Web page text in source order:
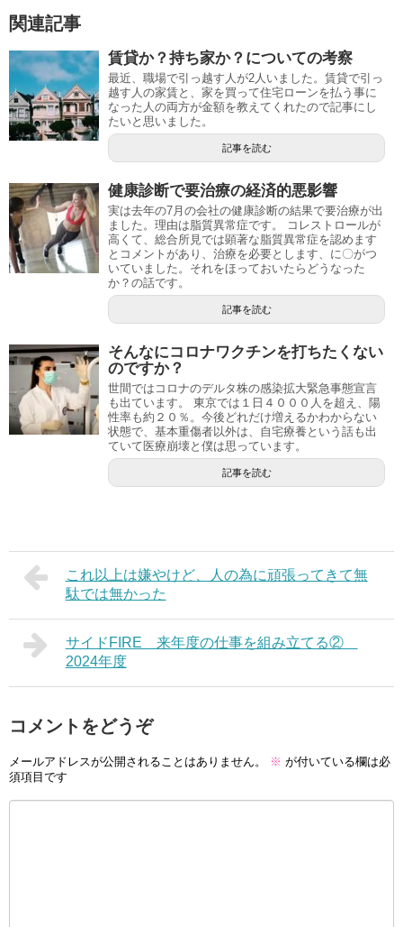
関連記事
賃貸か？持ち家か？についての考察
最近、職場で引っ越す人が2人いました。賃貸で引っ
越す人の家賃と、家を買って住宅ローンを払う事に
なった人の両方が金額を教えてくれたので記事にし
たいと思いました。
記事を読む
健康診断で要治療の経済的悪影響
実は去年の7月の会社の健康診断の結果で要治療が出
ました。理由は脂質異常症です。 コレストロールが
高くて、総合所見では顕著な脂質異常症を認めます
とコメントがあり、治療を必要とします、に〇がつ
いていました。それをほっておいたらどうなった
か？の話です。
記事を読む
そんなにコロナワクチンを打ちたくない
のですか？
世間ではコロナのデルタ株の感染拡大緊急事態宣言
も出ています。 東京では１日４０００人を超え、陽
性率も約２０％。今後どれだけ増えるかわからない
状態で、基本重傷者以外は、自宅療養という話も出
ていて医療崩壊と僕は思っています。
記事を読む
これ以上は嫌やけど、人の為に頑張ってきて無
駄では無かった
サイドFIRE 来年度の仕事を組み立てる②
2024年度
コメントをどうぞ
メールアドレスが公開されることはありません。 ※ が付いている欄は必
須項目です